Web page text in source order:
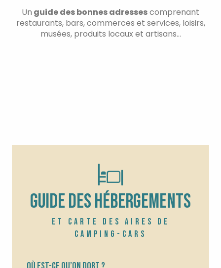
Un guide des bonnes adressescomprenant
restaurants, bars, commerces et services, loisirs,
musées, produits locaux et artisans…
GUIDE DES HÉBERGEMENTS
ET CARTE DES AIRES DE
CAMPING-CARS